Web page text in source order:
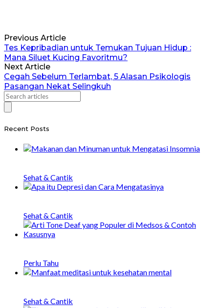
Previous Article
Tes Kepribadian untuk Temukan Tujuan Hidup :
Mana Siluet Kucing Favoritmu?
Next Article
Cegah Sebelum Terlambat, 5 Alasan Psikologis
Pasangan Nekat Selingkuh
Recent Posts
Sehat & Cantik
Sehat & Cantik
Perlu Tahu
Sehat & Cantik